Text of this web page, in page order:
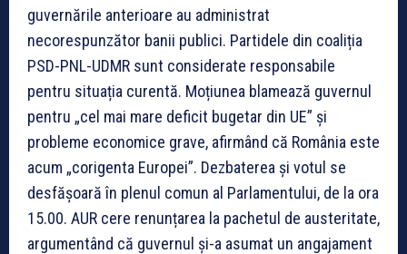
guvernările anterioare au administrat
necorespunzător banii publici. Partidele din coaliția
PSD-PNL-UDMR sunt considerate responsabile
pentru situația curentă. Moțiunea blamează guvernul
pentru „cel mai mare deficit bugetar din UE” și
probleme economice grave, afirmând că România este
acum „corigenta Europei”. Dezbaterea și votul se
desfășoară în plenul comun al Parlamentului, de la ora
15.00. AUR cere renunțarea la pachetul de austeritate,
argumentând că guvernul și-a asumat un angajament